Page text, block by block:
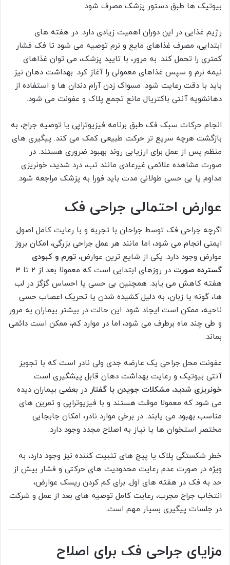
بیوتیک ها طبق دستور پزشک مصرف شود.
رژیم غذایی در این دوران اهمیت زیادی دارد. در هفته های
ابتدایی، مصرف غذاهای مایع و نرم توصیه می شود تا فک فشار
کمتری را تحمل کند. به مرور، با تایید پزشک، می توان غذاهای
نیمه نرم و سپس غذاهای معمولی را آغاز کرد. بهداشت دهان نیز
باید با دقت رعایت شود. مسواک زدن آرام دندان ها و استفاده از
دهانشویه آنتی باکتریال مانع تجمع پلاک و عفونت می شود.
انجام حرکات سبک فک طبق برنامه فیزیوتراپی یا توصیه جراح، به
بازگشت هرچه سریع تر حرکت طبیعی کمک می کند. پیگیری های
منظم پس از عمل برای ارزیابی روند بهبود ضروری هستند. در
صورت مشاهده علائمی غیرعادی مانند تب، درد شدید، خونریزی
مداوم یا بی حسی طولانی مدت باید فورا به پزشک مراجعه شود.
عوارض احتمالی جراحی فک
اگرچه جراحی فک توسط جراحان با تجربه و با رعایت کامل اصول
ایمنی انجام می شود، اما مانند هر عمل جراحی بزرگی، امکان بروز
عوارض وجود دارد. یکی از شایع ترین عوارض، تورم و کبودی
گسترده صورت
در روزهای ابتدایی است که معمولا بعد از ۲ تا ۳
هفته کاهش می یابد. همچنین بی حسی یا احساس گزگز در لب
ها، گونه یا زبان، به دلیل کشیده شدن یا تحریک اعصاب حسی
ناحیه، ممکن است ایجاد شود. این حالت در بیشتر بیماران به مرور
و طی چند ماه برطرف می شود، اما در موارد کم، ممکن است دائمی
بماند.
عفونت محل جراحی یک عارضه جدی ولی نادر است که با تجویز
آنتی بیوتیک و رعایت بهداشت دهان قابل پیشگیری است.
خونریزی شدید، مشکلات جویدن یا گفتار در بعضی بیماران دیده
می شود که معمولا موقت هستند و با فیزیوتراپی و تمرین های
مناسب بهبود می یابند. در برخی موارد نادر، امکان جابجایی
مختصر استخوان ها یا نیاز به اصلاح مجدد وجود دارد.
خطر شکستگی پلاک یا پیچ های تثبیت کننده نیز وجود دارد، به
ویژه در صورت عدم رعایت محدودیت های حرکتی و فشار بیش از
حد به فک در هفته های اول. برای کم کردن ریسک عوارض،
انتخاب جراح مجرب، رعایت کامل توصیه های بعد از عمل و شرکت
در جلسات پیگیری بسیار مهم است.
مزایای جراحی فک برای اصلاح